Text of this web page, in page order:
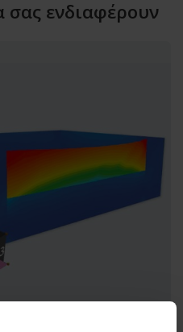
σας ενδιαφέρουν